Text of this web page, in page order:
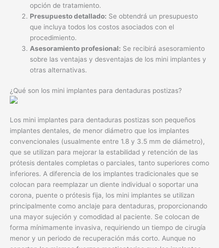
opción de tratamiento.
Presupuesto detallado: Se obtendrá un presupuesto
que incluya todos los costos asociados con el
procedimiento.
Asesoramiento profesional: Se recibirá asesoramiento
sobre las ventajas y desventajas de los mini implantes y
otras alternativas.
¿Qué son los mini implantes para dentaduras postizas?
Los mini implantes para dentaduras postizas son pequeños
implantes dentales, de menor diámetro que los implantes
convencionales (usualmente entre 1.8 y 3.5 mm de diámetro),
que se utilizan para mejorar la estabilidad y retención de las
prótesis dentales completas o parciales, tanto superiores como
inferiores. A diferencia de los implantes tradicionales que se
colocan para reemplazar un diente individual o soportar una
corona, puente o prótesis fija, los mini implantes se utilizan
principalmente como anclaje para dentaduras, proporcionando
una mayor sujeción y comodidad al paciente. Se colocan de
forma mínimamente invasiva, requiriendo un tiempo de cirugía
menor y un periodo de recuperación más corto. Aunque no